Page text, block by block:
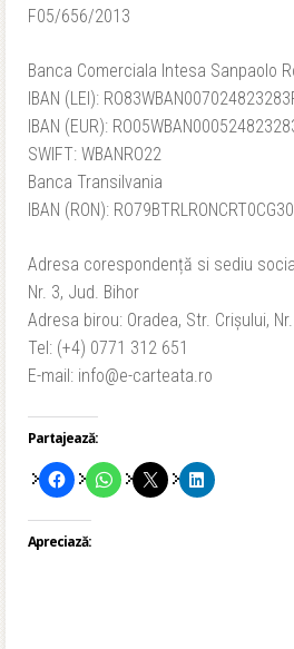
F05/656/2013
Banca Comerciala Intesa Sanpaolo
IBAN (LEI):
IBAN (EUR):
SWIFT: WBANRO22
Banca Transilvania
IBAN (RON):
Adresa corespondență si sediu
Nr. 3, Jud. Bihor
Adresa birou: Oradea, Str. Crișului,
Tel: (+4) 0771 312 651
E-mail: info@e-carteata.ro
Partajează:
Apreciază: